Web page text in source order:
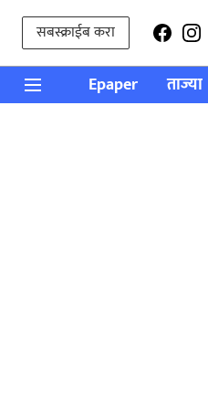
सबस्क्राईब करा
Epaper ताज्या